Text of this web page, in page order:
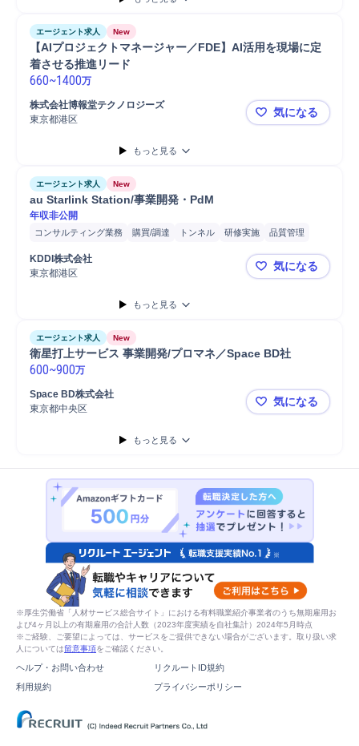
エージェント求人 New
【AIプロジェクトマネージャー／FDE】AI活用を現場に定
着させる推進リード
660~1400万
株式会社博報堂テクノロジーズ
東京都港区
【AIプロジ
気になる
もっと見る
エージェント求人 New
au Starlink Station/事業開発・PdM
年収非公開
コンサルティング業務 購買/調達 トンネル 研修実施
品質管理
設置サポート
スケジュール調整
問い合わせ対応
現地調査 自動車/輸送機器
要件定義
KDDI株式会社
東京都港区
au Starlink
気になる
もっと見る
エージェント求人 New
衛星打上サービス 事業開発/プロマネ／Space BD社
600~900万
Space BD株式会社
東京都中央区
衛星打上サ
気になる
もっと見る
※厚生労働省「人材サービス総合サイト」における有料職業紹介事業者のうち無期雇用お
よび4ヶ月以上の有期雇用の合計人数（2023年度実績を自社集計）2024年5月時点
※ご経験、ご要望によっては、サービスをご提供できない場合がございます。取り扱い求
人については留意事項をご確認ください。
ヘルプ・お問い合わせ
リクルートID規約
利用規約
プライバシーポリシー